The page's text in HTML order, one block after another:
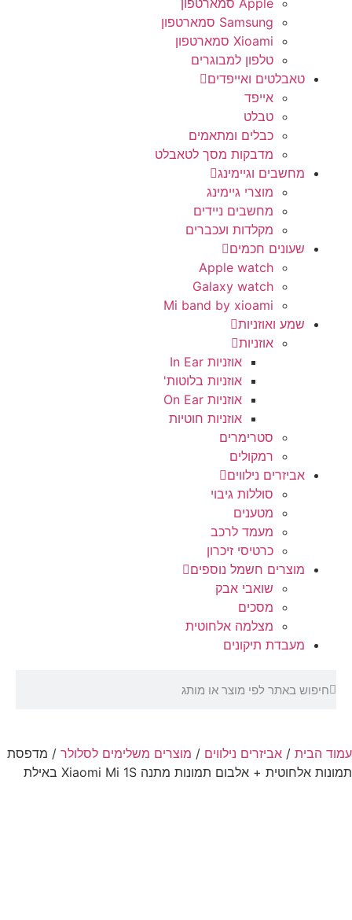
Apple סמארטפון
Samsung סמארטפון
Xioami סמארטפון
טלפון למבוגרים
טאבלטים ואייפדים
אייפד
טבלט
כבלים ומתאמים
מדבקות מסך לטאבלט
מחשבים וגיימינג
מוצרי גיימינג
מחשבים ניידים
מקלדות ועכברים
שעונים חכמים
Apple watch
Galaxy watch
Mi band by xioami
שמע ואוזניות
אוזניות
אוזניות In Ear
אוזניות בלוטות'
אוזניות On Ear
אוזניות חוטיות
סטרימרים
רמקולים
אביזרים נילווים
סוללות גיבוי
מטענים
מעמד לרכב
כרטיסי זיכרון
מוצרים חשמל נוספים
שואבי אבק
מסכים
מצלמה אלחוטית
מעבדת תיקונים
עמוד הבית / אביזרים נילווים / מוצרים משלימים לסלולר / מדפסת
תמונות אלחוטית + אלבום תמונות מתנה Xiaomi Mi 1S באילת